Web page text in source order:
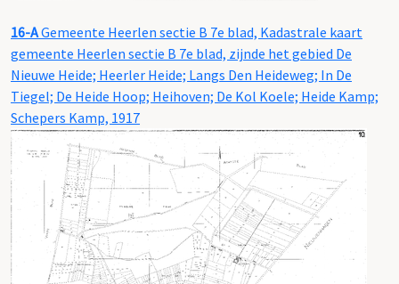
16-AGemeente Heerlen sectie B 7e blad, Kadastrale kaart
gemeente Heerlen sectie B 7e blad, zijnde het gebied De
Nieuwe Heide; Heerler Heide; Langs Den Heideweg; In De
Tiegel; De Heide Hoop; Heihoven; De Kol Koele; Heide Kamp;
Schepers Kamp, 1917